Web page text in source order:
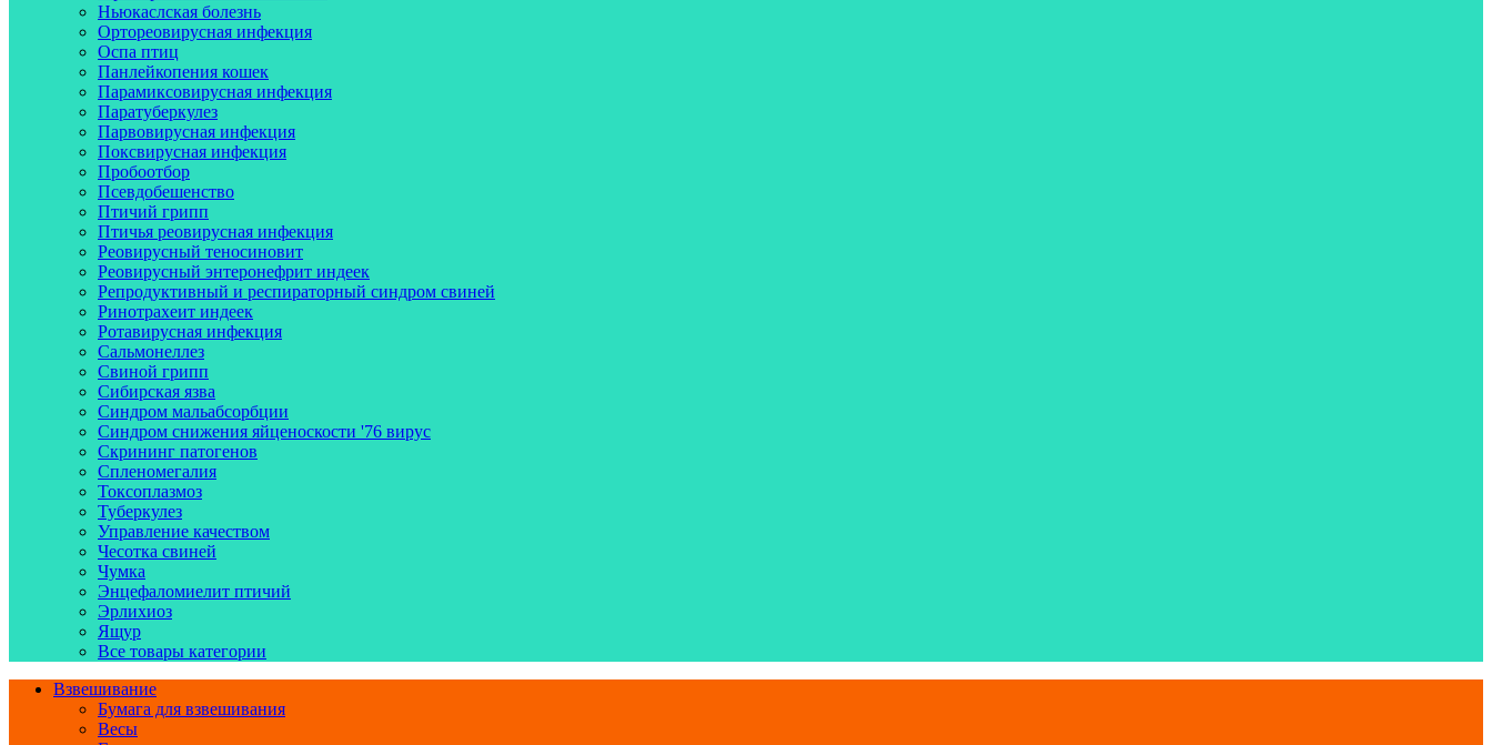
Ньюкаслская болезнь
Ортореовирусная инфекция
Оспа птиц
Панлейкопения кошек
Парамиксовирусная инфекция
Паратуберкулез
Парвовирусная инфекция
Поксвирусная инфекция
Пробоотбор
Псевдобешенство
Птичий грипп
Птичья реовирусная инфекция
Реовирусный теносиновит
Реовирусный энтеронефрит индеек
Репродуктивный и респираторный синдром свиней
Ринотрахеит индеек
Ротавирусная инфекция
Сальмонеллез
Свиной грипп
Сибирская язва
Синдром мальабсорбции
Синдром снижения яйценоскости '76 вирус
Скрининг патогенов
Спленомегалия
Токсоплазмоз
Туберкулез
Управление качеством
Чесотка свиней
Чумка
Энцефаломиелит птичий
Эрлихиоз
Ящур
Все товары категории
Взвешивание
Бумага для взвешивания
Весы